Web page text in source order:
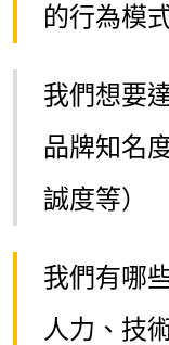
的行為模
我們想要
品牌知名
誠度等）
我們有哪
人力、技